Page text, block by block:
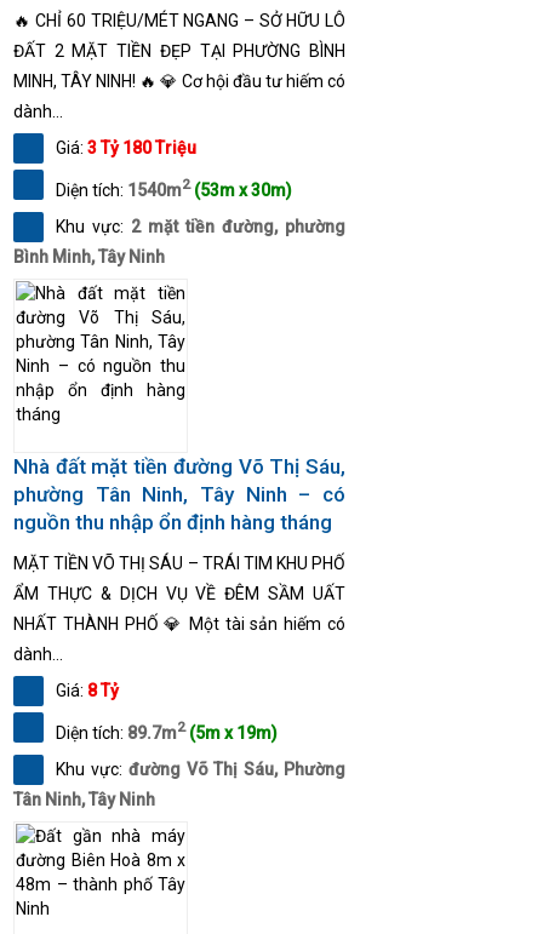
🔥 CHỈ 60 TRIỆU/MÉT NGANG – SỞ HỮU LÔ
ĐẤT 2 MẶT TIỀN ĐẸP TẠI PHƯỜNG BÌNH
MINH, TÂY NINH! 🔥 💎 Cơ hội đầu tư hiếm có
dành...
Giá: 3 Tỷ 180 Triệu
Diện tích: 1540m2 (53m x 30m)
Khu vực: 2 mặt tiền đường, phường
Bình Minh, Tây Ninh
Nhà đất mặt tiền đường Võ Thị Sáu,
phường Tân Ninh, Tây Ninh – có
nguồn thu nhập ổn định hàng tháng
MẶT TIỀN VÕ THỊ SÁU – TRÁI TIM KHU PHỐ
ẨM THỰC & DỊCH VỤ VỀ ĐÊM SẦM UẤT
NHẤT THÀNH PHỐ 💎 Một tài sản hiếm có
dành...
Giá: 8 Tỷ
Diện tích: 89.7m2 (5m x 19m)
Khu vực: đường Võ Thị Sáu, Phường
Tân Ninh, Tây Ninh